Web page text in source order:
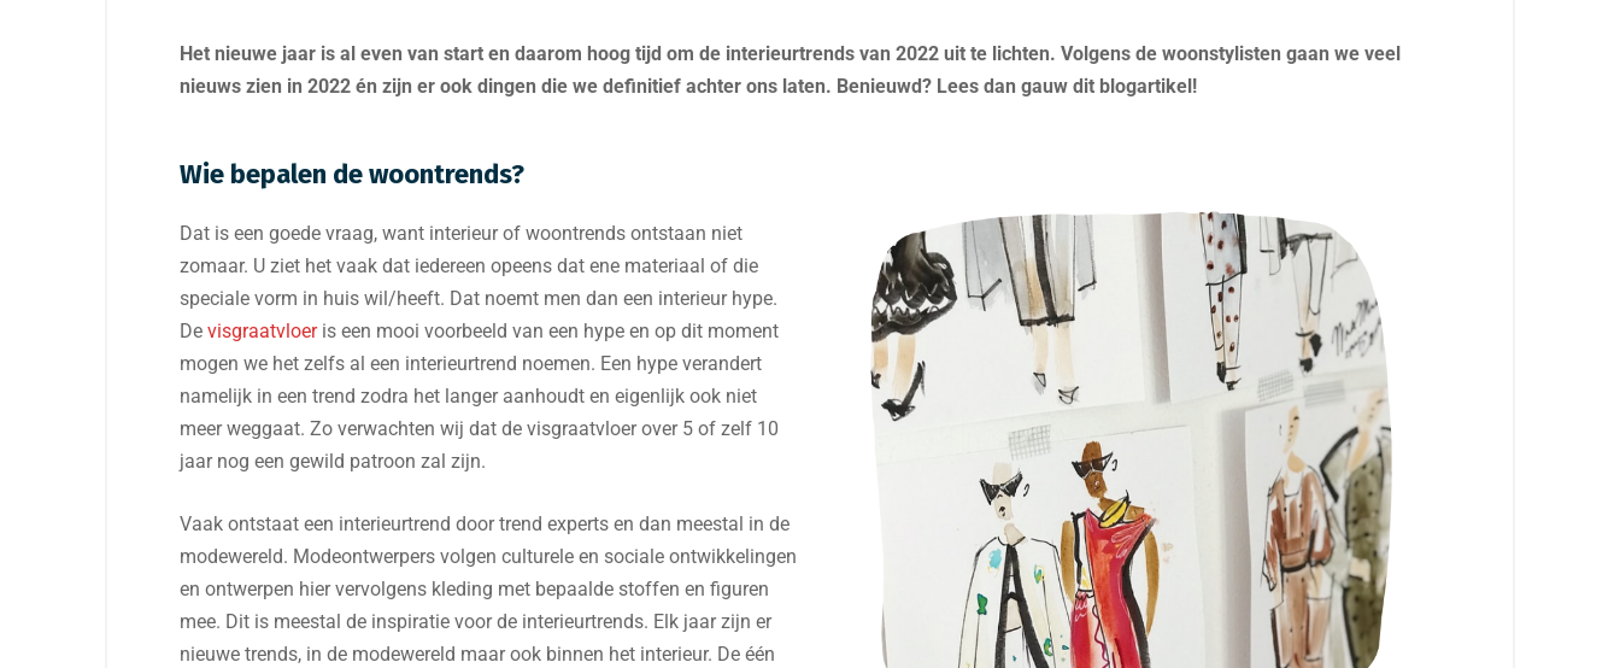
Het nieuwe jaar is al even van start en daarom hoog tijd om de interieurtrends van 2022 uit te lichten. Volgens de woonstylisten gaan we veel
nieuws zien in 2022 én zijn er ook dingen die we definitief achter ons laten. Benieuwd? Lees dan gauw dit blogartikel!
Wie bepalen de woontrends?
Dat is een goede vraag, want interieur of woontrends ontstaan niet
zomaar. U ziet het vaak dat iedereen opeens dat ene materiaal of die
speciale vorm in huis wil/heeft. Dat noemt men dan een interieur hype.
De visgraatvloeris een mooi voorbeeld van een hype en op dit moment
mogen we het zelfs al een interieurtrend noemen. Een hype verandert
namelijk in een trend zodra het langer aanhoudt en eigenlijk ook niet
meer weggaat. Zo verwachten wij dat de visgraatvloer over 5 of zelf 10
jaar nog een gewild patroon zal zijn.
Vaak ontstaat een interieurtrend door trend experts en dan meestal in de
modewereld. Modeontwerpers volgen culturele en sociale ontwikkelingen
en ontwerpen hier vervolgens kleding met bepaalde stoffen en figuren
mee. Dit is meestal de inspiratie voor de interieurtrends. Elk jaar zijn er
nieuwe trends, in de modewereld maar ook binnen het interieur. De één